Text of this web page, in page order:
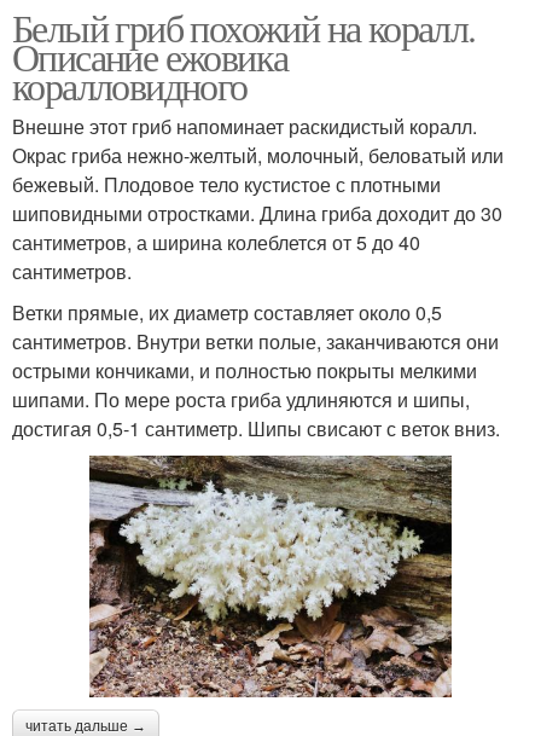
Белый гриб похожий на коралл.
Описание ежовика
коралловидного
Внешне этот гриб напоминает раскидистый коралл.
Окрас гриба нежно-желтый, молочный, беловатый или
бежевый. Плодовое тело кустистое с плотными
шиповидными отростками. Длина гриба доходит до 30
сантиметров, а ширина колеблется от 5 до 40
сантиметров.
Ветки прямые, их диаметр составляет около 0,5
сантиметров. Внутри ветки полые, заканчиваются они
острыми кончиками, и полностью покрыты мелкими
шипами. По мере роста гриба удлиняются и шипы,
достигая 0,5-1 сантиметр. Шипы свисают с веток вниз.
читать дальше →